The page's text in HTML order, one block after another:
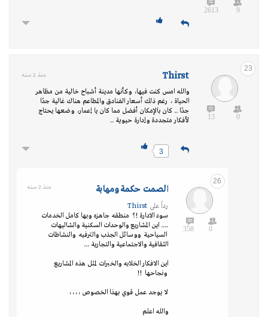
9
2613
23
0
13
Thirst منذ 2 سنه
والله امس كنت فيها، وكأنها مدينة أشباح خالية من مظاهر
الحياة ، رغم ذلك أسعار الفنادق والمطاعم هناك غالية جدًا
جدًا .. كان بالإمكان أفضل مما كان يا إعمار، وضعها يحتاج
لأفكار متجددة وإدارة حيوية ..
3
26
0
358
الصمت حكمة ومهابة منذ 2 سنه
رداً على Thirst
سوء الادارة !؟ منطقه جاهزه وبها كامل الخدمات
.... اين المشاريع والوحدات السكنية والشاليهات
السياحية ووسائل الجذب والترفيه والنشاطات
الثقافية والاجتماعية والتجارية ...
اين الافكار الخلابه والخبرات لمثل هذه المشاريع
ونجاحها !!
لا يوجد عمل قوي بهذا الخصوص ،،،،
والله اعلم